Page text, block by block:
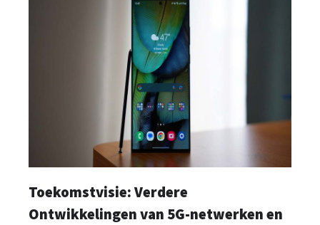
Toekomstvisie: Verdere
Ontwikkelingen van 5G-netwerken en